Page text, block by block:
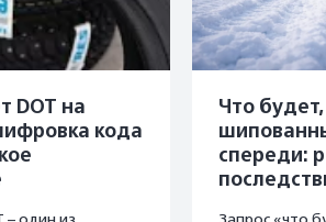
DOT на
кода
Что
спереди: